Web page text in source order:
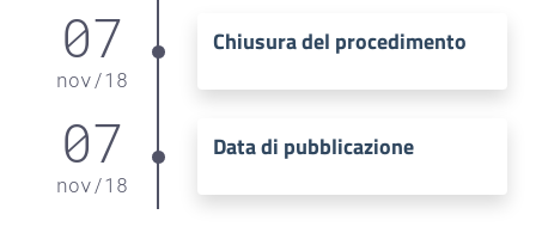
07
nov/18
Chiusura del procedimento
07
nov/18
Data di pubblicazione